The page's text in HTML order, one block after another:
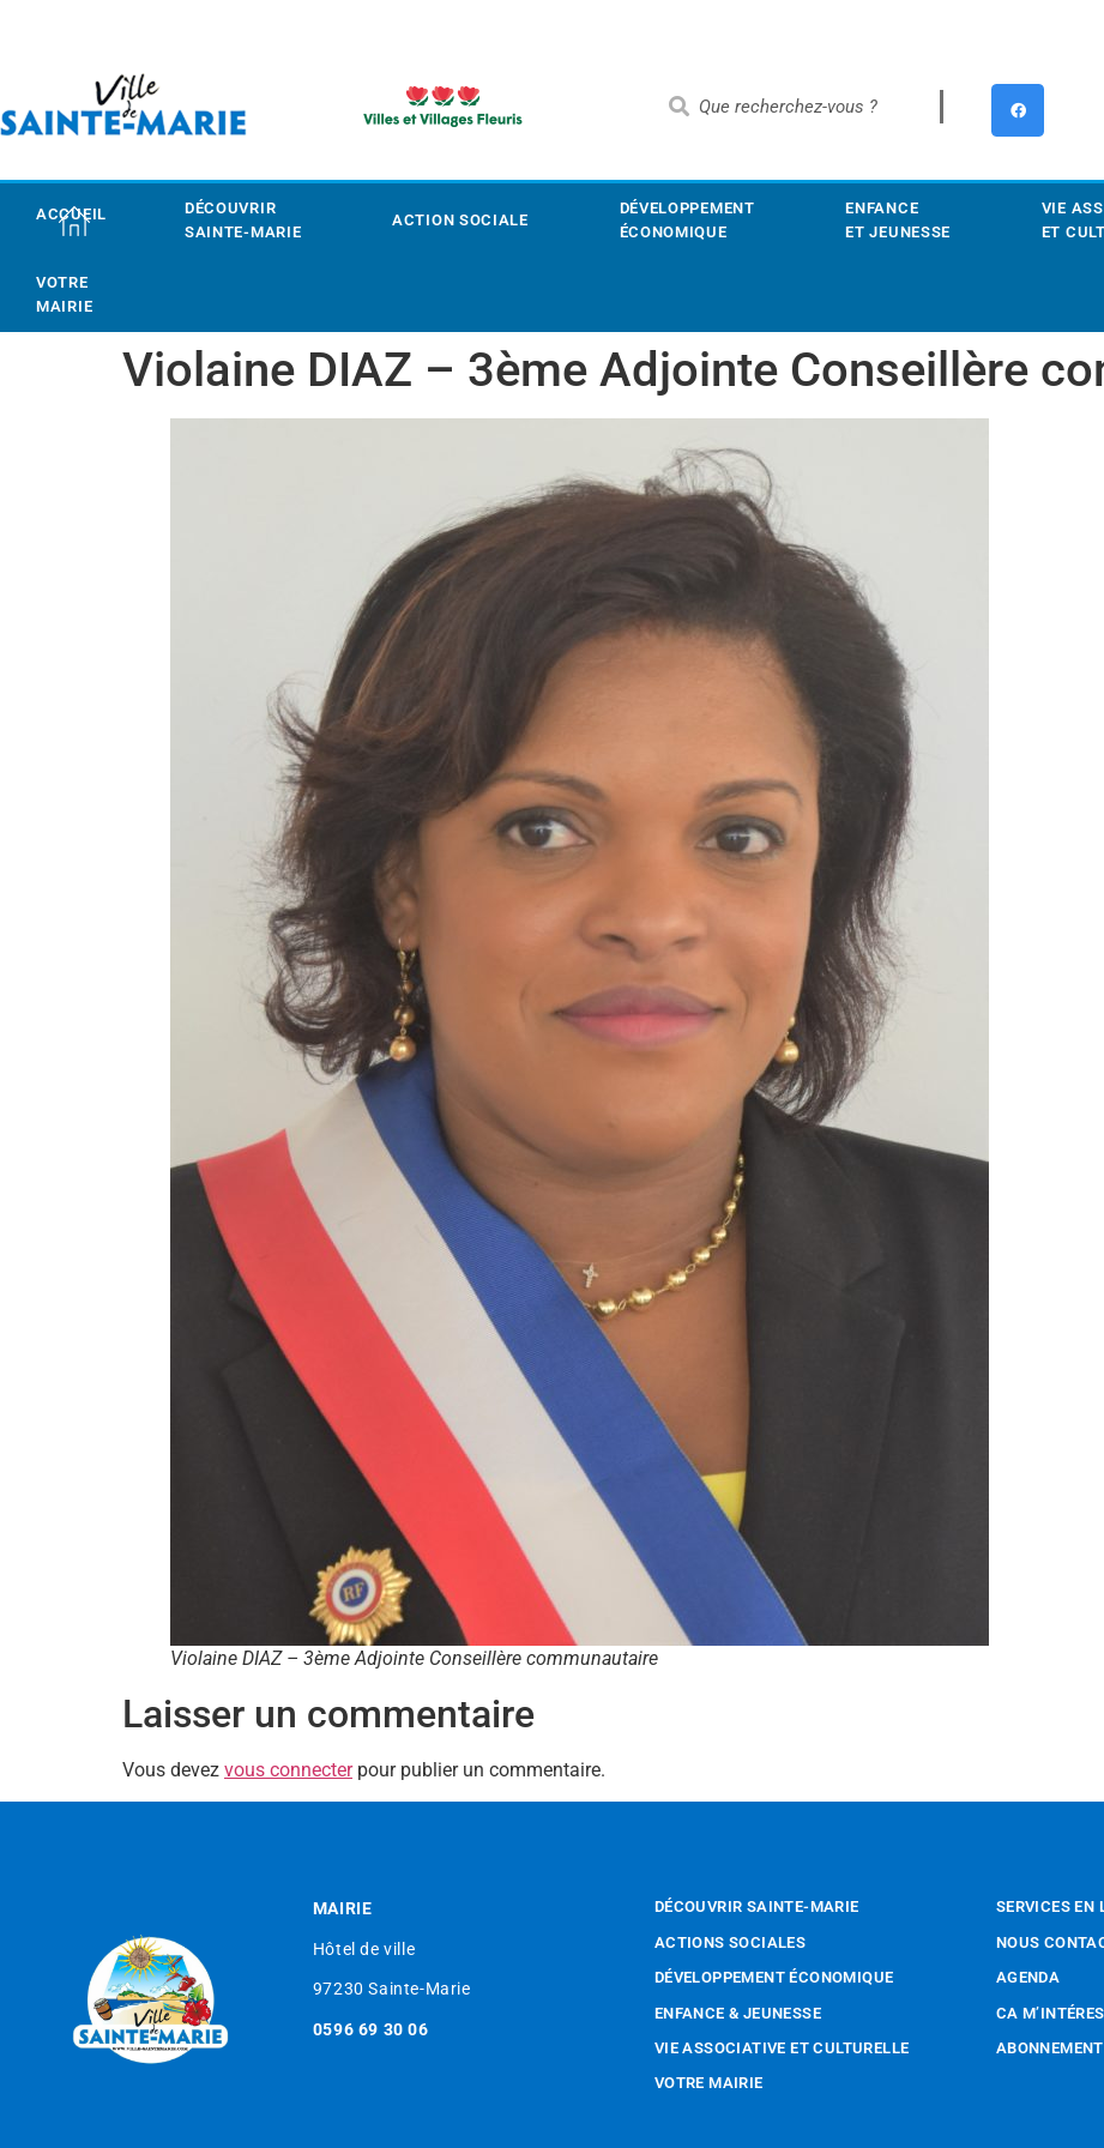
ACCUEIL
DÉCOUVRIR
SAINTE-MARIE
ACTION SOCIALE
DÉVELOPPEMENT
ÉCONOMIQUE
ENFANCE
ET JEUNESSE
VIE
ET
VOTRE
MAIRIE
Violaine DIAZ – 3ème Adjointe Conseillère
Violaine DIAZ – 3ème Adjointe Conseillère communautaire
Laisser un commentaire
Vous devez vous connecterpour publier un commentaire.
MAIRIE
Hôtel de ville
97230 Sainte-Marie
0596 69 30 06
DÉCOUVRIR SAINTE-MARIE
ACTIONS SOCIALES
DÉVELOPPEMENT ÉCONOMIQUE
ENFANCE & JEUNESSE
VIE ASSOCIATIVE ET CULTURELLE
VOTRE MAIRIE
SERVICES EN
NOUS
AGENDA
CA